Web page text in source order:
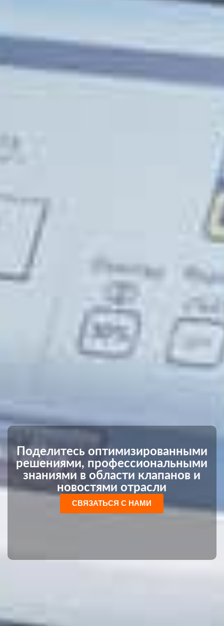
Поделитесь оптимизированными
решениями, профессиональными
знаниями в области клапанов и
новостями отрасли
СВЯЗАТЬСЯ С НАМИ